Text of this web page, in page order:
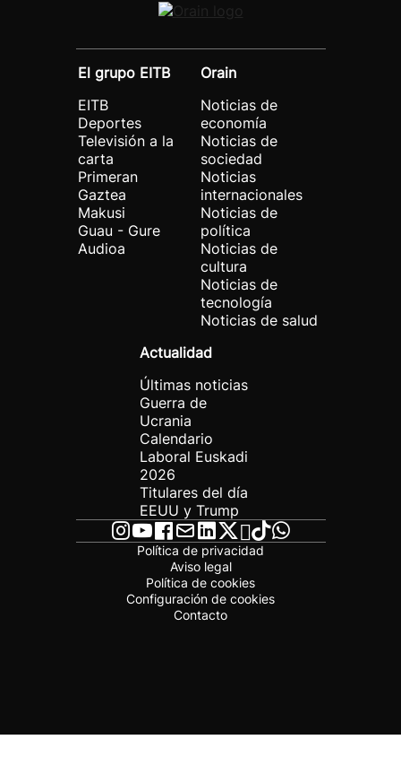
El grupo EITB
EITB
Deportes
Televisión a la
carta
Primeran
Gaztea
Makusi
Guau - Gure
Audioa
Orain
Noticias de
economía
Noticias de
sociedad
Noticias
internacionales
Noticias de
política
Noticias de
cultura
Noticias de
tecnología
Noticias de salud
Actualidad
Últimas noticias
Guerra de
Ucrania
Calendario
Laboral Euskadi
2026
Titulares del día
EEUU y Trump
Política de privacidad
Aviso legal
Política de cookies
Configuración de cookies
Contacto